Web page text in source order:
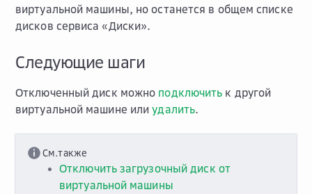
виртуальной машины, но останется в общем списке
дисков сервиса «Диски».
Следующие шаги
Отключенный диск можно подключить к другой
виртуальной машине илиудалить.
См.также
Отключить загрузочный диск от
виртуальной машины